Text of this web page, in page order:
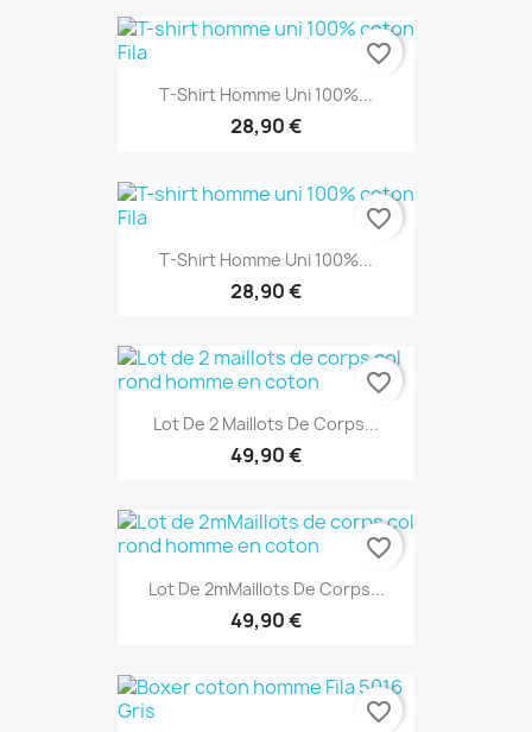
T-Shirt Homme Uni 100%...
28,90 €
favorite_border
T-Shirt Homme Uni 100%...
28,90 €
favorite_border
Lot De 2 Maillots De Corps...
49,90 €
favorite_border
Lot De 2mMaillots De Corps...
49,90 €
favorite_border
favorite_border